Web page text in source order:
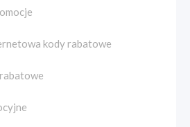
kody rabatowe